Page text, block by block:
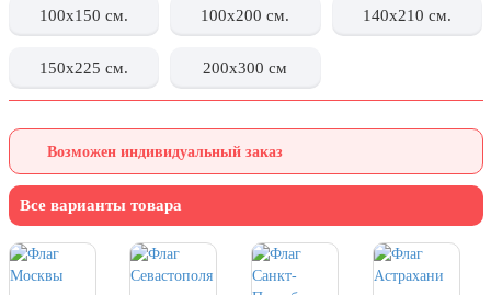
пожилых людей
19 октября, День Отца
25 октября, День Таможенника
Российской Федерации
28 октября, День Бабушек и Дедушек
4 ноября, День народного единства
100x150 см. 100x200 см. 140x210 см.
150x225 см. 200x300 см
Возможен индивидуальный заказ
Все варианты товара